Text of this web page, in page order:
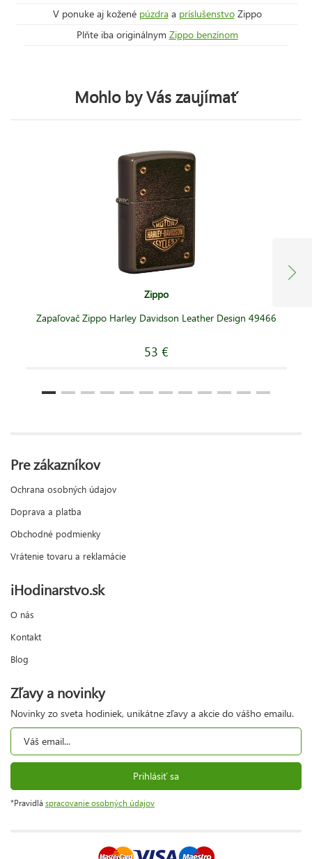
V ponuke aj kožené púzdraa príslušenstvoZippo
Plňte iba originálnym Zippo benzínom
Mohlo by Vás zaujímať
Zippo
Zapaľovač Zippo Harley Davidson Leather Design 49466
53 €
Pre zákazníkov
Ochrana osobných údajov
Doprava a platba
Obchodné podmienky
Vrátenie tovaru a reklamácie
iHodinarstvo.sk
O nás
Kontakt
Blog
Zľavy a novinky
Novinky zo sveta hodiniek, unikátne zľavy a akcie do vášho emailu.
Prihlásiť sa
*Pravidlá spracovanie osobných údajov